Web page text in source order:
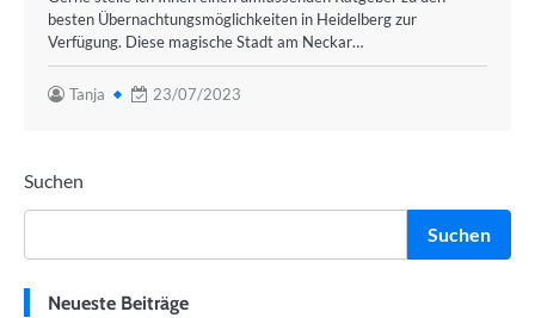
besten Übernachtungsmöglichkeiten in Heidelberg zur
Verfügung. Diese magische Stadt am Neckar…
Tanja 23/07/2023
Suchen
Suchen
Neueste Beiträge